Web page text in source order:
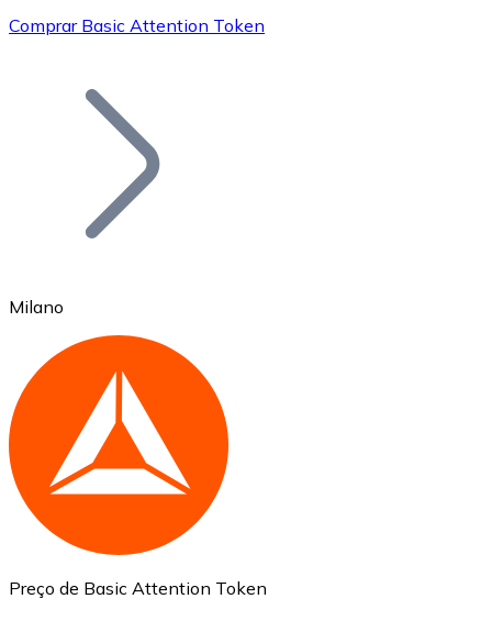
Bitcoin
Ethereum
ETH
Comprar Basic Attention Token
Milano
Preço de Basic Attention Token